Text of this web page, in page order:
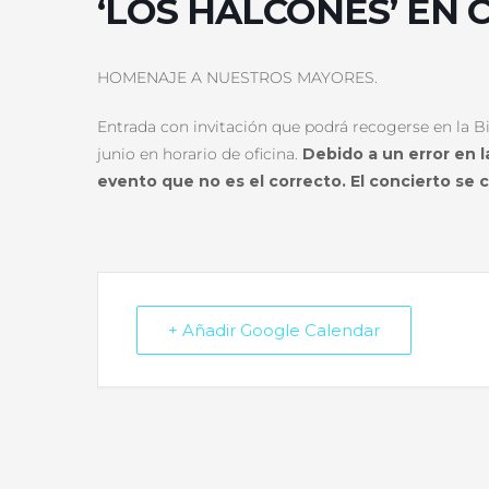
‘LOS HALCONES’ EN
HOMENAJE A NUESTROS MAYORES.
Entrada con invitación que podrá recogerse en la
junio en horario de oficina. Debido a un error en
evento que no es el correcto. El concierto se
+ Añadir Google Calendar